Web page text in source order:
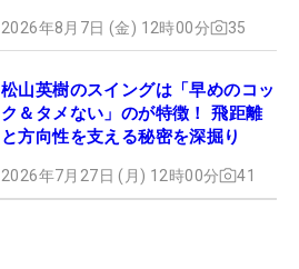
2026年8月7日 (金) 12時00分 35
松山英樹のスイングは「早めのコッ
ク＆タメない」のが特徴！ 飛距離
と方向性を支える秘密を深掘り
2026年7月27日 (月) 12時00分 41